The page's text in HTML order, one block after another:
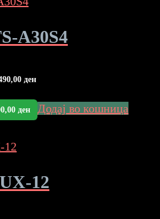
A30S4
ден
ден Додај во кошница
12